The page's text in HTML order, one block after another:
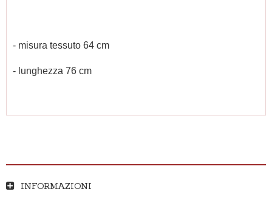
- misura tessuto 64 cm
- lunghezza 76 cm
INFORMAZIONI